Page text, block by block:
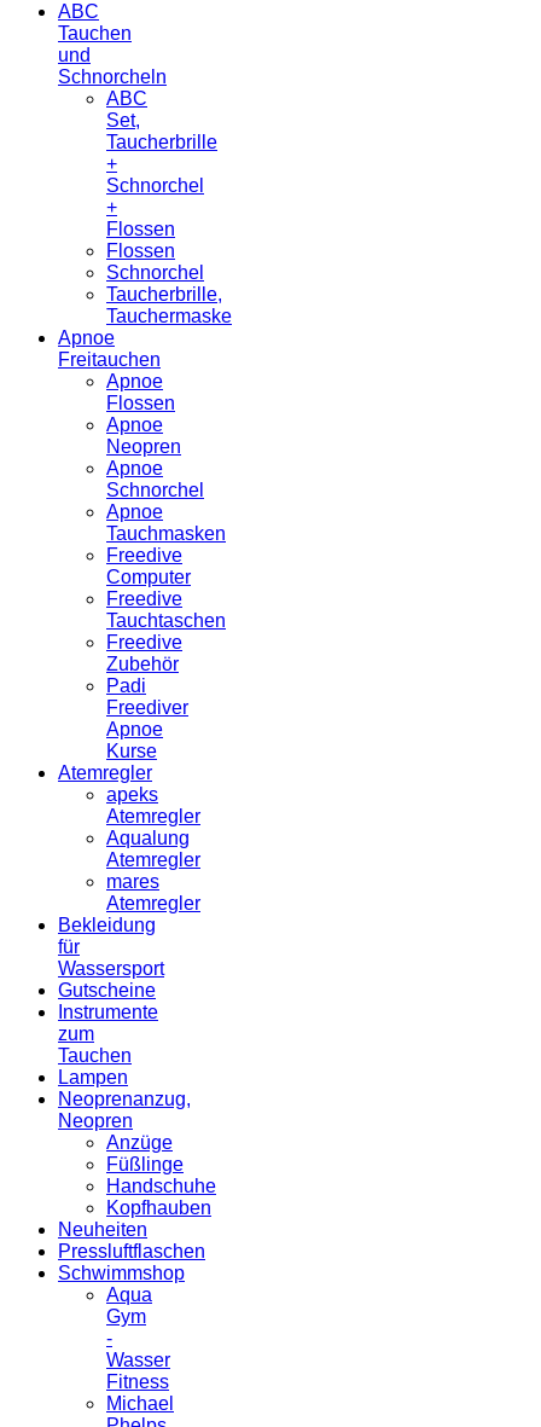
ABC
Tauchen
und
Schnorcheln
ABC
Set,
Taucherbrille
+
Schnorchel
+
Flossen
Flossen
Schnorchel
Taucherbrille,
Tauchermaske
Apnoe
Freitauchen
Apnoe
Flossen
Apnoe
Neopren
Apnoe
Schnorchel
Apnoe
Tauchmasken
Freedive
Computer
Freedive
Tauchtaschen
Freedive
Zubehör
Padi
Freediver
Apnoe
Kurse
Atemregler
apeks
Atemregler
Aqualung
Atemregler
mares
Atemregler
Bekleidung
für
Wassersport
Gutscheine
Instrumente
zum
Tauchen
Lampen
Neoprenanzug,
Neopren
Anzüge
Füßlinge
Handschuhe
Kopfhauben
Neuheiten
Pressluftflaschen
Schwimmshop
Aqua
Gym
-
Wasser
Fitness
Michael